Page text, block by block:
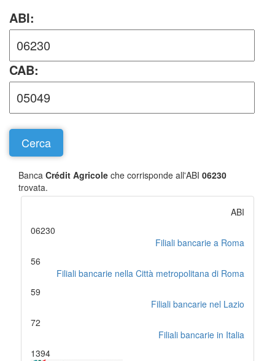
ABI:
CAB:
Banca Crédit Agricole che corrisponde all'ABI 06230
trovata.
ABI
06230
Filiali bancarie a Roma
56
Filiali bancarie nella Città metropolitana di Roma
59
Filiali bancarie nel Lazio
72
Filiali bancarie in Italia
1394